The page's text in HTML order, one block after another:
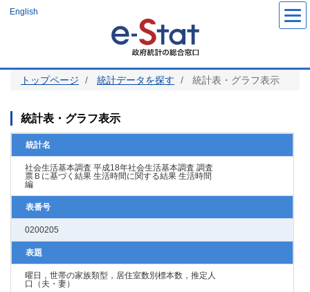
ツ
English
トップページ 統計データを探す 統計表・グラフ表示
統計表・グラフ表示
統計名
社会生活基本調査 平成18年社会生活基本調査 調査
票Ｂに基づく結果 生活時間に関する結果 生活時間
編
表番号
0200205
表題
曜日，世帯の家族類型，居住室数別標本数，推定人
口（夫・妻）